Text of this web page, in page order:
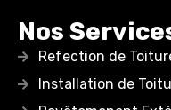
Nos
Refection de
Installation de